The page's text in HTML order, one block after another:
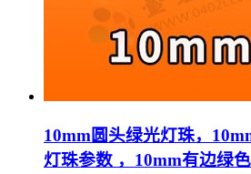
10mm圆头绿光灯珠，
灯珠参数 ，10mm有边绿